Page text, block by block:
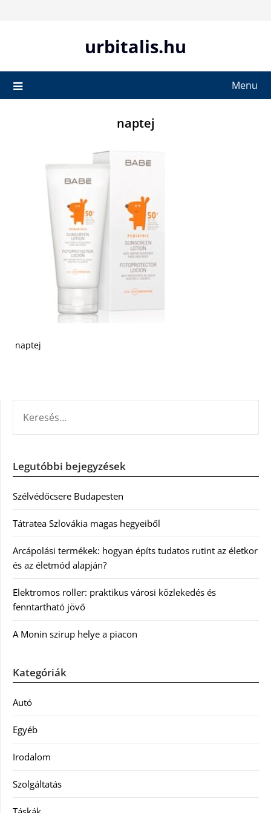
urbitalis.hu
Menu
naptej
naptej
Legutóbbi bejegyzések
Szélvédőcsere Budapesten
Tátratea Szlovákia magas hegyeiből
Arcápolási termékek: hogyan építs tudatos rutint az életkor
és az életmód alapján?
Elektromos roller: praktikus városi közlekedés és
fenntartható jövő
A Monin szirup helye a piacon
Kategóriák
Autó
Egyéb
Irodalom
Szolgáltatás